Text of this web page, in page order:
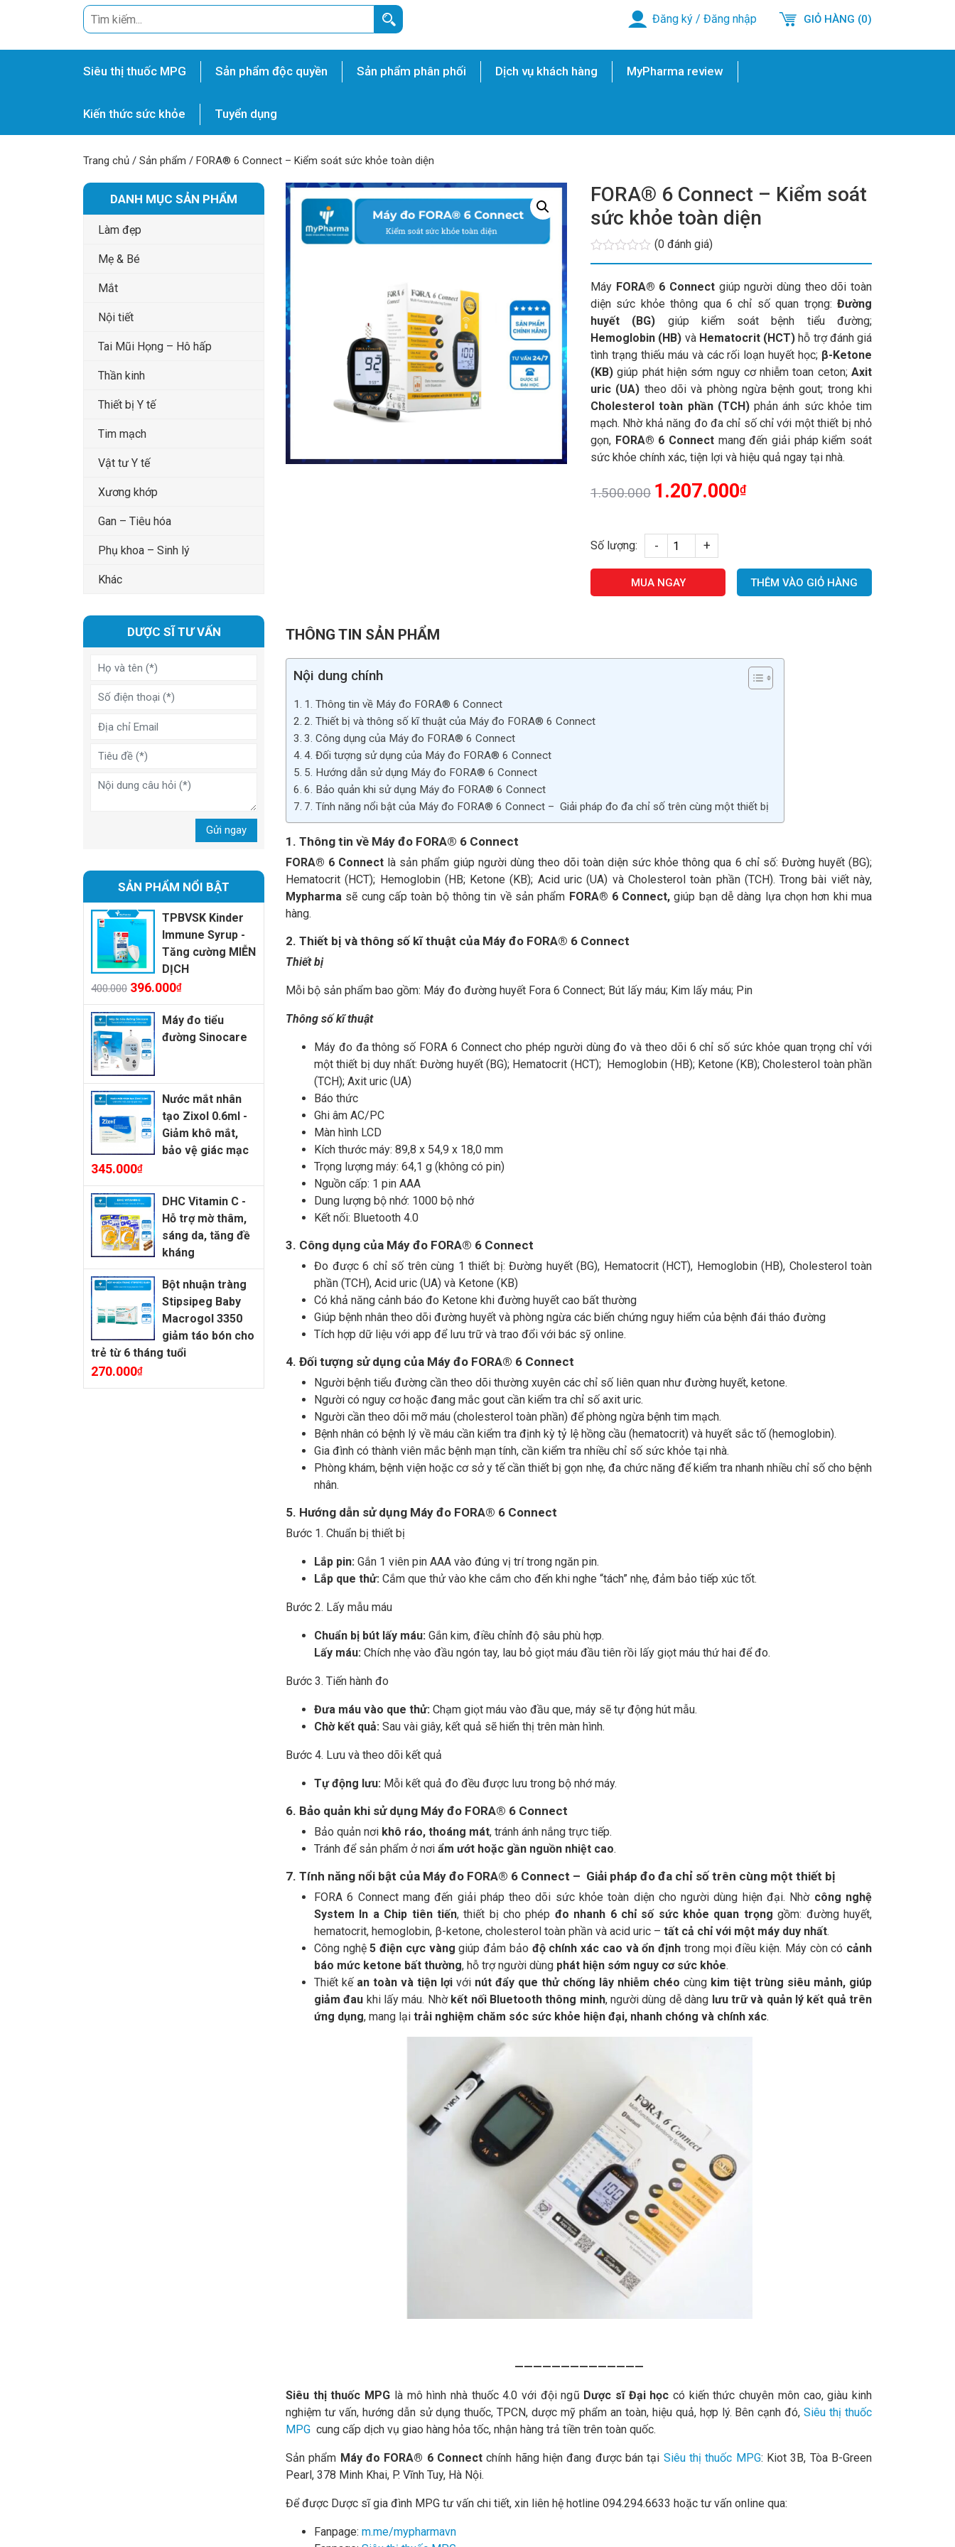
Đăng ký / Đăng nhập GIỎ HÀNG (0)
Siêu thị thuốc MPG Sản phẩm độc quyền Sản phẩm phân phối Dịch vụ khách hàng MyPharma review
Kiến thức sức khỏe Tuyển dụng
Trang chủ / Sản phẩm / FORA® 6 Connect – Kiểm soát sức khỏe toàn diện
DANH MỤC SẢN PHẨM
Làm đẹp
Mẹ & Bé
Mắt
Nội tiết
Tai Mũi Họng – Hô hấp
Thần kinh
Thiết bị Y tế
Tim mạch
Vật tư Y tế
Xương khớp
Gan – Tiêu hóa
Phụ khoa – Sinh lý
Khác
DƯỢC SĨ TƯ VẤN
Gửi ngay
SẢN PHẨM NỔI BẬT
TPBVSK Kinder
Immune Syrup -
Tăng cường MIỄN
DỊCH
400.000 396.000₫
Máy đo tiểu
đường Sinocare
Nước mắt nhân
tạo Zixol 0.6ml -
Giảm khô mắt,
bảo vệ giác mạc
345.000₫
DHC Vitamin C -
Hỗ trợ mờ thâm,
sáng da, tăng đề
kháng
Bột nhuận tràng
Stipsipeg Baby
Macrogol 3350
giảm táo bón cho
trẻ từ 6 tháng tuổi
270.000₫
FORA® 6 Connect – Kiểm soát
sức khỏe toàn diện
(0 đánh giá)
Máy FORA® 6 Connect giúp người dùng theo dõi toàn
diện sức khỏe thông qua 6 chỉ số quan trọng: Đường
huyết (BG) giúp kiểm soát bệnh tiểu đường;
Hemoglobin (HB) và Hematocrit (HCT) hỗ trợ đánh giá
tình trạng thiếu máu và các rối loạn huyết học; β-Ketone
(KB) giúp phát hiện sớm nguy cơ nhiễm toan ceton; Axit
uric (UA) theo dõi và phòng ngừa bệnh gout; trong khi
Cholesterol toàn phần (TCH)phản ánh sức khỏe tim
mạch. Nhờ khả năng đo đa chỉ số chỉ với một thiết bị nhỏ
gọn, FORA® 6 Connect mang đến giải pháp kiểm soát
sức khỏe chính xác, tiện lợi và hiệu quả ngay tại nhà.
1.500.000 1.207.000₫
Số lượng:
FORA®
6
sức
số
- +
MUA NGAY THÊM VÀO GIỎ HÀNG
THÔNG TIN SẢN PHẨM
Nội dung chính
1. Thông tin về Máy đo FORA® 6 Connect
2. Thiết bị và thông số kĩ thuật của Máy đo FORA® 6 Connect
3. Công dụng của Máy đo FORA® 6 Connect
4. Đối tượng sử dụng của Máy đo FORA® 6 Connect
5. Hướng dẫn sử dụng Máy đo FORA® 6 Connect
6. Bảo quản khi sử dụng Máy đo FORA® 6 Connect
7. Tính năng nổi bật của Máy đo FORA® 6 Connect – Giải pháp đo đa chỉ số trên cùng một thiết bị
1. Thông tin về Máy đo FORA® 6 Connect
FORA® 6 Connect là sản phẩm giúp người dùng theo dõi toàn diện sức khỏe thông qua 6 chỉ số: Đường huyết (BG);
Hematocrit (HCT); Hemoglobin (HB; Ketone (KB); Acid uric (UA) và Cholesterol toàn phần (TCH). Trong bài viết này,
Mypharma sẽ cung cấp toàn bộ thông tin về sản phẩm FORA® 6 Connect,giúp bạn dễ dàng lựa chọn hơn khi mua
hàng.
2. Thiết bị và thông số kĩ thuật của Máy đo FORA® 6 Connect
Thiết bị
Mỗi bộ sản phẩm bao gồm: Máy đo đường huyết Fora 6 Connect; Bút lấy máu; Kim lấy máu; Pin
Thông số kĩ thuật
Máy đo đa thông số FORA 6 Connect cho phép người dùng đo và theo dõi 6 chỉ số sức khỏe quan trọng chỉ với
một thiết bị duy nhất: Đường huyết (BG); Hematocrit (HCT); Hemoglobin (HB); Ketone (KB); Cholesterol toàn phần
(TCH); Axit uric (UA)
Báo thức
Ghi âm AC/PC
Màn hình LCD
Kích thước máy: 89,8 x 54,9 x 18,0 mm
Trọng lượng máy: 64,1 g (không có pin)
Nguồn cấp: 1 pin AAA
Dung lượng bộ nhớ: 1000 bộ nhớ
Kết nối: Bluetooth 4.0
3. Công dụng của Máy đo FORA® 6 Connect
Đo được 6 chỉ số trên cùng 1 thiết bị: Đường huyết (BG), Hematocrit (HCT), Hemoglobin (HB), Cholesterol toàn
phần (TCH), Acid uric (UA) và Ketone (KB)
Có khả năng cảnh báo đo Ketone khi đường huyết cao bất thường
Giúp bệnh nhân theo dõi đường huyết và phòng ngừa các biến chứng nguy hiểm của bệnh đái tháo đường
Tích hợp dữ liệu với app để lưu trữ và trao đổi với bác sỹ online.
4. Đối tượng sử dụng của Máy đo FORA® 6 Connect
Người bệnh tiểu đường cần theo dõi thường xuyên các chỉ số liên quan như đường huyết, ketone.
Người có nguy cơ hoặc đang mắc gout cần kiểm tra chỉ số axit uric.
Người cần theo dõi mỡ máu (cholesterol toàn phần) để phòng ngừa bệnh tim mạch.
Bệnh nhân có bệnh lý về máu cần kiểm tra định kỳ tỷ lệ hồng cầu (hematocrit) và huyết sắc tố (hemoglobin).
Gia đình có thành viên mắc bệnh mạn tính, cần kiểm tra nhiều chỉ số sức khỏe tại nhà.
Phòng khám, bệnh viện hoặc cơ sở y tế cần thiết bị gọn nhẹ, đa chức năng để kiểm tra nhanh nhiều chỉ số cho bệnh
nhân.
5. Hướng dẫn sử dụng Máy đo FORA® 6 Connect
Bước 1. Chuẩn bị thiết bị
Lắp pin: Gắn 1 viên pin AAA vào đúng vị trí trong ngăn pin.
Lắp que thử: Cắm que thử vào khe cắm cho đến khi nghe “tách” nhẹ, đảm bảo tiếp xúc tốt.
Bước 2. Lấy mẫu máu
Chuẩn bị bút lấy máu: Gắn kim, điều chỉnh độ sâu phù hợp.
Lấy máu: Chích nhẹ vào đầu ngón tay, lau bỏ giọt máu đầu tiên rồi lấy giọt máu thứ hai để đo.
Bước 3. Tiến hành đo
Đưa máu vào que thử: Chạm giọt máu vào đầu que, máy sẽ tự động hút mẫu.
Chờ kết quả: Sau vài giây, kết quả sẽ hiển thị trên màn hình.
Bước 4. Lưu và theo dõi kết quả
Tự động lưu: Mỗi kết quả đo đều được lưu trong bộ nhớ máy.
6. Bảo quản khi sử dụng Máy đo FORA® 6 Connect
Bảo quản nơi khô ráo, thoáng mát, tránh ánh nắng trực tiếp.
Tránh để sản phẩm ở nơi ẩm ướt hoặc gần nguồn nhiệt cao.
7. Tính năng nổi bật của Máy đo FORA® 6 Connect – Giải pháp đo đa chỉ số trên cùng một thiết bị
FORA 6 Connect mang đến giải pháp theo dõi sức khỏe toàn diện cho người dùng hiện đại. Nhờ công nghệ
System In a Chip tiên tiến, thiết bị cho phép đo nhanh 6 chỉ số sức khỏe quan trọng gồm: đường huyết,
hematocrit, hemoglobin, β-ketone, cholesterol toàn phần và acid uric – tất cả chỉ với một máy duy nhất.
Công nghệ5 điện cực vàng giúp đảm bảo độ chính xác cao và ổn định trong mọi điều kiện. Máy còn có cảnh
báo mức ketone bất thường, hỗ trợ người dùng phát hiện sớm nguy cơ sức khỏe.
Thiết kế an toàn và tiện lợi với nút đẩy que thử chống lây nhiễm chéo cùng kim tiệt trùng siêu mảnh, giúp
giảm đau khi lấy máu. Nhờ kết nối Bluetooth thông minh, người dùng dễ dàng lưu trữ và quản lý kết quả trên
ứng dụng, mang lại trải nghiệm chăm sóc sức khỏe hiện đại, nhanh chóng và chính xác.
——————————————
Siêu thị thuốc MPG là mô hình nhà thuốc 4.0 với đội ngũ Dược sĩ Đại học có kiến thức chuyên môn cao, giàu kinh
nghiệm tư vấn, hướng dẫn sử dụng thuốc, TPCN, dược mỹ phẩm an toàn, hiệu quả, hợp lý. Bên cạnh đó, Siêu thị thuốc
MPG cung cấp dịch vụ giao hàng hỏa tốc, nhận hàng trả tiền trên toàn quốc.
Sản phẩm Máy đo FORA® 6 Connect chính hãng hiện đang được bán tại Siêu thị thuốc MPG: Kiot 3B, Tòa B-Green
Pearl, 378 Minh Khai, P. Vĩnh Tuy, Hà Nội.
Để được Dược sĩ gia đình MPG tư vấn chi tiết, xin liên hệ hotline 094.294.6633 hoặc tư vấn online qua:
Fanpage: m.me/mypharmavn